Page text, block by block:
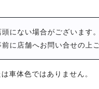
にない場合がございます。
に店舗へお問い合せの上
車体色ではありません。